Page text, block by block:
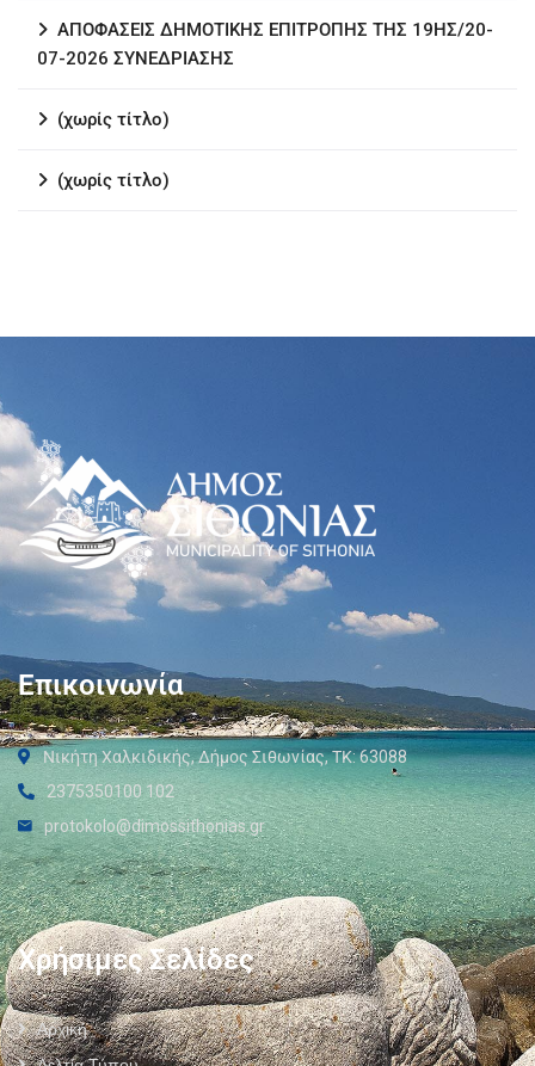
ΑΠΟΦΑΣΕΙΣ ΔΗΜΟΤΙΚΗΣ ΕΠΙΤΡΟΠΗΣ ΤΗΣ 19ΗΣ/20-
07-2026 ΣΥΝΕΔΡΙΑΣΗΣ
(χωρίς τίτλο)
(χωρίς τίτλο)
Επικοινωνία
Νικήτη Χαλκιδικής, Δήμος Σιθωνίας, ΤΚ: 63088
2375350100 102
protokolo@dimossithonias.gr
Χρήσιμες Σελίδες
Αρχική